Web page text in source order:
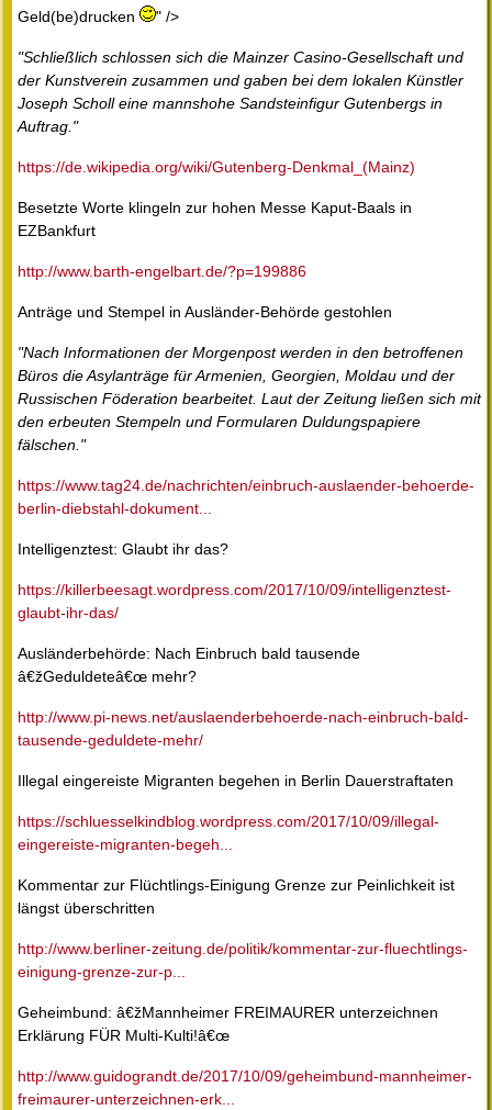
Geld(be)drucken " />
"Schließlich schlossen sich die Mainzer Casino-Gesellschaft und
der Kunstverein zusammen und gaben bei dem lokalen Künstler
Joseph Scholl eine mannshohe Sandsteinfigur Gutenbergs in
Auftrag."
https://de.wikipedia.org/wiki/Gutenberg-Denkmal_(Mainz)
Besetzte Worte klingeln zur hohen Messe Kaput-Baals in
EZBankfurt
http://www.barth-engelbart.de/?p=199886
Anträge und Stempel in Ausländer-Behörde gestohlen
"Nach Informationen der Morgenpost werden in den betroffenen
Büros die Asylanträge für Armenien, Georgien, Moldau und der
Russischen Föderation bearbeitet. Laut der Zeitung ließen sich mit
den erbeuten Stempeln und Formularen Duldungspapiere
fälschen."
https://www.tag24.de/nachrichten/einbruch-auslaender-behoerde-
berlin-diebstahl-dokument...
Intelligenztest: Glaubt ihr das?
https://killerbeesagt.wordpress.com/2017/10/09/intelligenztest-
glaubt-ihr-das/
Ausländerbehörde: Nach Einbruch bald tausende
â€žGeduldeteâ€œ mehr?
http://www.pi-news.net/auslaenderbehoerde-nach-einbruch-bald-
tausende-geduldete-mehr/
Illegal eingereiste Migranten begehen in Berlin Dauerstraftaten
https://schluesselkindblog.wordpress.com/2017/10/09/illegal-
eingereiste-migranten-begeh...
Kommentar zur Flüchtlings-Einigung Grenze zur Peinlichkeit ist
längst überschritten
http://www.berliner-zeitung.de/politik/kommentar-zur-fluechtlings-
einigung-grenze-zur-p...
Geheimbund: â€žMannheimer FREIMAURER unterzeichnen
Erklärung FÜR Multi-Kulti!â€œ
http://www.guidograndt.de/2017/10/09/geheimbund-mannheimer-
freimaurer-unterzeichnen-erk...